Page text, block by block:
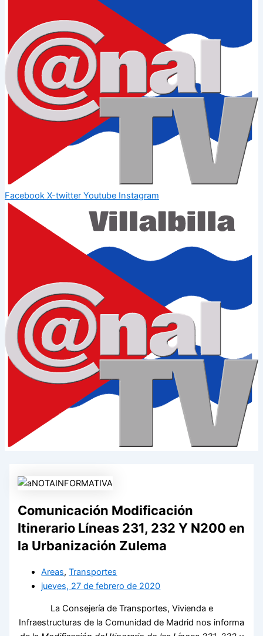
Facebook X-twitter Youtube Instagram
Comunicación Modificación
Itinerario Líneas 231, 232 Y N200 en
la Urbanización Zulema
Areas,Transportes
jueves, 27 de febrero de 2020
La Consejería de Transportes, Vivienda e
Infraestructuras de la Comunidad de Madrid nos informa